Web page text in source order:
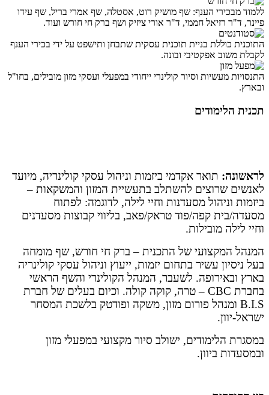
ללמוד מבכירי הענף: שף מושיק רוט, אסטלה, שף אמרי בריל, שף עידו
פיינר, ד"ר רזיאל חממי, ד"ר אורי ציזיק ושף ברק חי חורש ועוד.
התוכנית כוללת בניית תוכנית עסקית שתבחן ותישפט על ידי בכירי הענף
לקבלת משוב אפקטיבי ובונה.
התנסויות מעשיות וסיור קולינרי ייחודי במפעלי ועסקי מזון מובילים, בחו"ל
ובארץ.
תכנית הלימודים
לראשונה: תואר אקדמי ביזמות וניהול עסקי קולינריה, מיועד
לאנשים שרוצים להשתלב בתעשיית המזון והמשקאות –
ביזמות וניהול מסעדנות וחיי לילה, לדוגמה: לפתוח
מסעדה/בית קפה/פוד טראק/פאב, בליווי קבוצות מסעדנים
וחיי לילה מובילות.
המנהל המקצועי של התכנית – ברק חי חורש, שף מומחה
בעל ניסיון עשיר בתחום יזמות, ייעוץ וניהול עסקי קולינריה
בארץ ובאירופה. לשעבר, המנהל הקולינרי והשף הראשי
בחברת CBC – טרה, קוקה קולה. וכיום בעלים של חברת
B.I.S ומנהל פורום מזון, משקה ופודטק בלשכת המסחר
ישראל-יוון.
במסגרת הלימודים, ישולב סיור מקצועי במפעלי מזון
ובמסעדות ביוון.